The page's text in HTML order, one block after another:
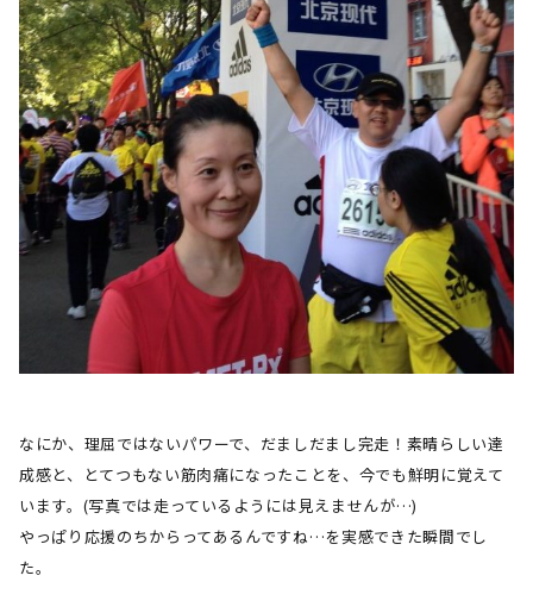
なにか、理屈ではないパワーで、だましだまし完走！素晴らしい達
成感と、とてつもない筋肉痛になったことを、今でも鮮明に覚えて
います。 (写真では走っているようには見えませんが…)
やっぱり応援のちからってあるんですね…を実感できた瞬間でし
た。